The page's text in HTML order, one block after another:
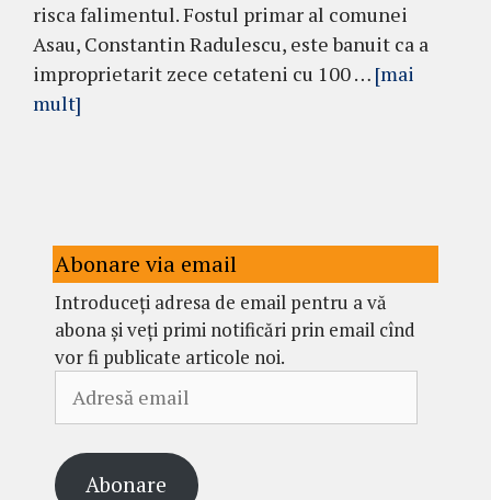
risca falimentul. Fostul primar al comunei
Asau, Constantin Radulescu, este banuit ca a
improprietarit zece cetateni cu 100 … [mai
mult]
Abonare via email
Introduceți adresa de email pentru a vă
abona și veți primi notificări prin email cînd
vor fi publicate articole noi.
email
Abonare